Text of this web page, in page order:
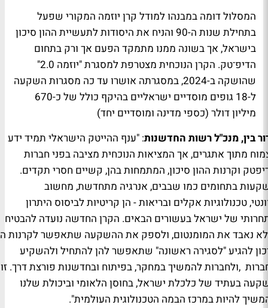
המסלול דומה במבנהו למודל קרן יוזמה המקורי שפעל
בתחילת שנות ה-90 והניח את היסודות לתעשיית ההון סיכון
בישראל, אך בשונה ממנו מתמקד הפעם אך ורק בתחום
הדיפ־טק. הקרן הנוכחית מצטרפת למסגרת "יוזמה 2.0"
שהושקה ב-2024, במסגרתה אושרו עד כה מסגרות השקעה
ל-18 גופים מוסדיים ישראליים בהיקף כולל של כ-670
מיליון דולר (כספי מדינה ומוסדיים יחד)
בין, מנכ"ל רשות החדשנות: "ענף ההייטק הישראלי תמיד ידע
מתוך אתגרים, אך המציאות הנוכחית מציבה בפני חברות
וקרנות ההון סיכון, המתמחות בהן, קשיים חסרי תקדים.
בתחומים כמו שבבים, אנרגיה מתחדשת, מחשוב
טכנולוגיות אקלים ובריאות- הן קריטיות לביסוס היתרון
של ישראל בעשורים הבאים. הקרן החדשה נועדה להבטיח
נאבד את המומנטום, ולספק את ההשקעה שתאפשר לקרנות
להגיע "לסגירה ראשונה" שתאפשר להן להתחיל ולהשקיע
,ולחברות להמשיך במחקר, בפיתוח ובחדשנות פורצת דרך. זו
בעתיד של כלכלת ישראל, בחוסן הלאומי וביכולת שלנו
להיות במרכז הבמה הטכנולוגית העולמית".